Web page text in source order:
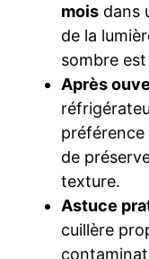
mois dans
de la
sombre est
Après
préférence
de
texture.
Astuce
cuillère